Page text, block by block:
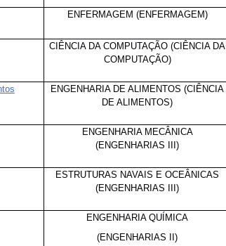
ENFERMAGEM (ENFERMAGEM)
CIÊNCIA DA COMPUTAÇÃO (CIÊNCIA DA
COMPUTAÇÃO)
ENGENHARIA DE ALIMENTOS (CIÊNCIA
DE ALIMENTOS)
ENGENHARIA MECÂNICA
(ENGENHARIAS III)
ESTRUTURAS NAVAIS E OCEÂNICAS
(ENGENHARIAS III)
ENGENHARIA QUÍMICA
(ENGENHARIAS II)